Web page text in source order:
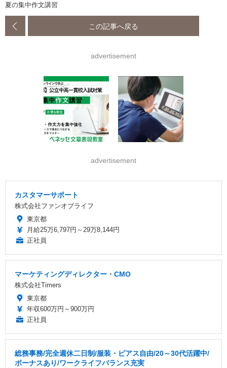
夏の集中作文講習
この記事へ戻る
advertisement
advertisement
カスタマーサポート
株式会社ファンオブライフ
東京都
月給25万6,797円～29万8,144円
正社員
マーケティングディレクター・CMO
株式会社Timers
東京都
年収600万円～900万円
正社員
総務事務/完全週休二日制/服装・ピアス自由/20～30代活躍中/
ボーナスあり/ワークライフバランス充実